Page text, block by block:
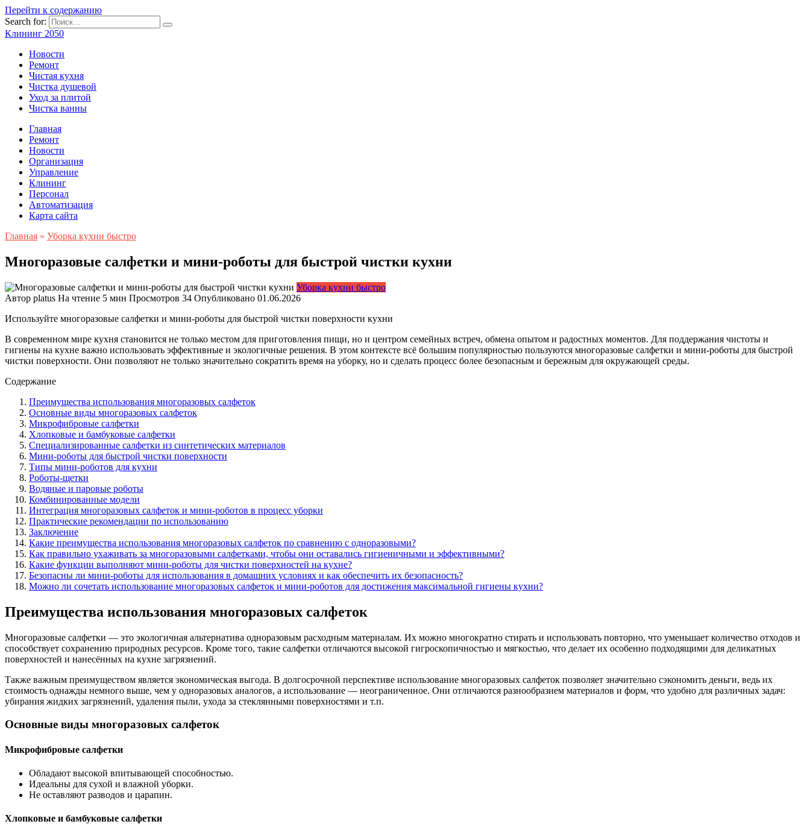
Перейти к содержанию
Search for:
Клининг 2050
Новости
Ремонт
Чистая кухня
Чистка душевой
Уход за плитой
Чистка ванны
Главная
Ремонт
Новости
Организация
Управление
Клининг
Персонал
Автоматизация
Карта сайта
Главная » Уборка кухни быстро
Многоразовые салфетки и мини-роботы для быстрой чистки кухни
Уборка кухни быстро
Автор platus На чтение 5 мин Просмотров 34 Опубликовано 01.06.2026
Используйте многоразовые салфетки и мини-роботы для быстрой чистки поверхности кухни
В современном мире кухня становится не только местом для приготовления пищи, но и центром семейных встреч, обмена опытом и радостных моментов. Для поддержания чистоты и
гигиены на кухне важно использовать эффективные и экологичные решения. В этом контексте всё большим популярностью пользуются многоразовые салфетки и мини-роботы для быстрой
чистки поверхности. Они позволяют не только значительно сократить время на уборку, но и сделать процесс более безопасным и бережным для окружающей среды.
Содержание
Преимущества использования многоразовых салфеток
Основные виды многоразовых салфеток
Микрофибровые салфетки
Хлопковые и бамбуковые салфетки
Специализированные салфетки из синтетических материалов
Мини-роботы для быстрой чистки поверхности
Типы мини-роботов для кухни
Роботы-щетки
Водяные и паровые роботы
Комбинированные модели
Интеграция многоразовых салфеток и мини-роботов в процесс уборки
Практические рекомендации по использованию
Заключение
Какие преимущества использования многоразовых салфеток по сравнению с одноразовыми?
Как правильно ухаживать за многоразовыми салфетками, чтобы они оставались гигиеничными и эффективными?
Какие функции выполняют мини-роботы для чистки поверхностей на кухне?
Безопасны ли мини-роботы для использования в домашних условиях и как обеспечить их безопасность?
Можно ли сочетать использование многоразовых салфеток и мини-роботов для достижения максимальной гигиены кухни?
Преимущества использования многоразовых салфеток
Многоразовые салфетки — это экологичная альтернатива одноразовым расходным материалам. Их можно многократно стирать и использовать повторно, что уменьшает количество отходов и
способствует сохранению природных ресурсов. Кроме того, такие салфетки отличаются высокой гигроскопичностью и мягкостью, что делает их особенно подходящими для деликатных
поверхностей и нанесённых на кухне загрязнений.
Также важным преимуществом является экономическая выгода. В долгосрочной перспективе использование многоразовых салфеток позволяет значительно сэкономить деньги, ведь их
стоимость однажды немного выше, чем у одноразовых аналогов, а использование — неограниченное. Они отличаются разнообразием материалов и форм, что удобно для различных задач:
убирания жидких загрязнений, удаления пыли, ухода за стеклянными поверхностями и т.п.
Основные виды многоразовых салфеток
Микрофибровые салфетки
Обладают высокой впитывающей способностью.
Идеальны для сухой и влажной уборки.
Не оставляют разводов и царапин.
Хлопковые и бамбуковые салфетки